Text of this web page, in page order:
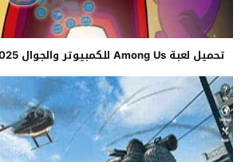
تحميل لعبة Among Us للكمبيوتر والجوال 2025-2026